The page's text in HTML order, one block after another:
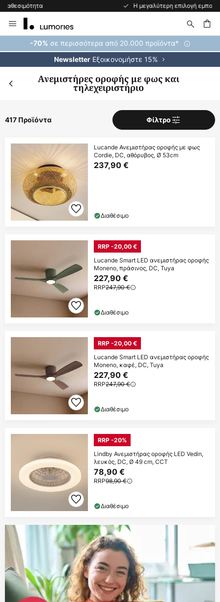
Η μεγαλύτερη επιλογή εμπορικών σημάτων στην Ευρώπη
Μετάβαση
στο
περιεχόμενο
-70% σε περισσότερα από 20.000 προϊόντα*
Newsletter Εξοικονομήστε 15%
Ανεμιστήρες οροφής με φως και
τηλεχειριστήριο
417 Προϊόντα Φίλτρο
Lucande Ανεμιστήρας οροφής με φως
Cordie, DC, αθόρυβος, Ø 53cm
237,90 €
Διαθέσιμο
RRP -20,00 €
Lucande Smart LED ανεμιστήρας οροφής
Moneno, πράσινος, DC, Tuya
227,90 €
RRP247,90 €
Διαθέσιμο
RRP -20,00 €
Lucande Smart LED ανεμιστήρας οροφής
Moneno, καφέ, DC, Tuya
227,90 €
RRP247,90 €
Διαθέσιμο
RRP -20%
Lindby Ανεμιστήρας οροφής LED Vedin,
λευκός, DC, Ø 49 cm, CCT
78,90 €
RRP98,90 €
Διαθέσιμο